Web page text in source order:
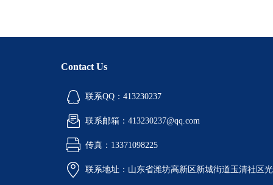
Contact Us
联系QQ：413230237
联系邮箱：413230237@qq.com
传真：13371098225
联系地址：山东省潍坊高新区新城街道玉清社区